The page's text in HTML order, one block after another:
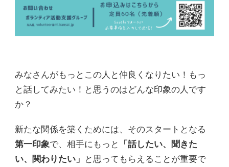
みなさんがもっとこの人と仲良くなりたい！もっ
と話してみたい！と思うのはどんな印象の人です
か？
新たな関係を築くためには、そのスタートとなる
第一印象で、相手にもっと 「話したい、聞きた
い、関わりたい」 と思ってもらえることが重要で